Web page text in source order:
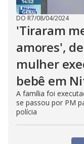
DO R7/08/04/2024
'Tiraram
amores',
mulher
bebê em
A família foi
se passou por PM
polícia